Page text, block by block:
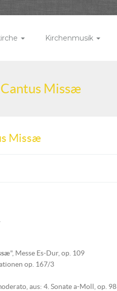
Kirchenmusik
Missæ
Missæ
", Messe Es-Dur, op. 109
op. 167/3
aus: 4. Sonate a-Moll, op. 98